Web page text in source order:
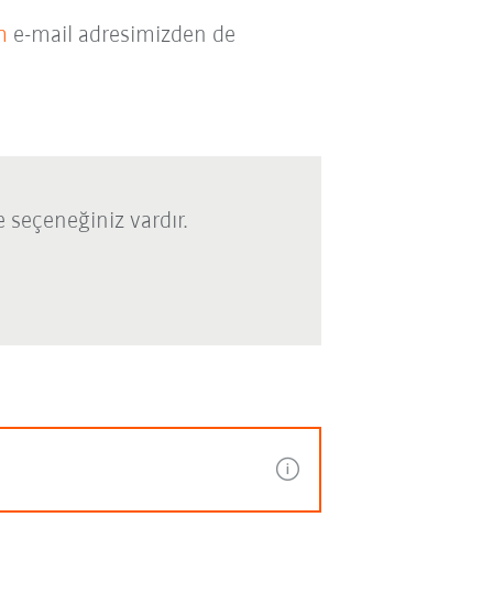
e-mail adresimizden de
vardır.